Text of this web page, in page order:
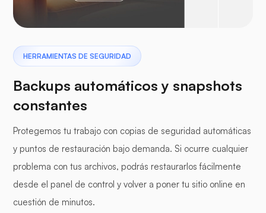
Pterodáctilo
paneles de protección
HERRAMIENTAS DE SEGURIDAD
Backups automáticos y snapshots
constantes
Protegemos tu trabajo con copias de seguridad automáticas
y puntos de restauración bajo demanda. Si ocurre cualquier
problema con tus archivos, podrás restaurarlos fácilmente
desde el panel de control y volver a poner tu sitio online en
cuestión de minutos.